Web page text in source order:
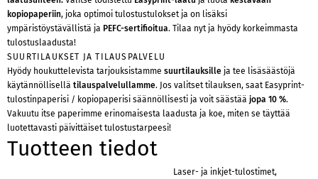
kopiopaperiin, joka optimoi tulostustulokset ja on lisäksi
ympäristöystävällistä ja PEFC-sertifioitua. Tilaa nyt ja hyödy korkeimmasta
tulostuslaadusta!
SUURTILAUKSET JA TILAUSPALVELU
Hyödy houkuttelevista tarjouksistamme suurtilauksille ja tee lisäsäästöjä
käytännöllisellä tilauspalvelullamme. Jos valitset tilauksen, saat Easyprint-
tulostinpaperisi / kopiopaperisi säännöllisesti ja voit säästää jopa 10 %.
Vakuutu itse paperimme erinomaisesta laadusta ja koe, miten se täyttää
luotettavasti päivittäiset tulostustarpeesi!
Tuotteen tiedot
Laser- ja inkjet-tulostimet,